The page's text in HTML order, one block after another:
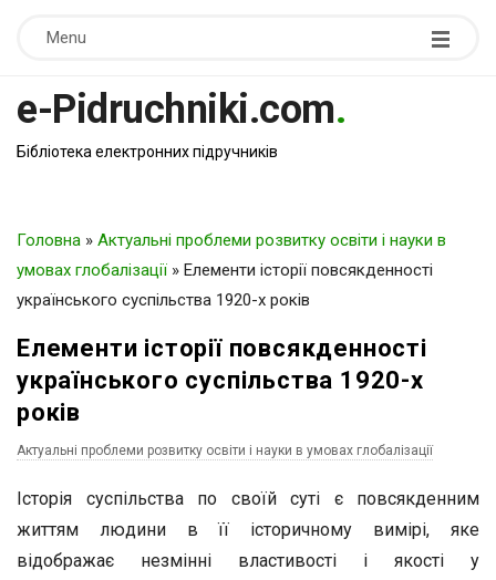
Menu
e-Pidruchniki.com.
Бібліотека електронних підручників
Головна » Актуальні проблеми розвитку освіти і науки в
умовах глобалізації » Елементи історії повсякденності
українського суспільства 1920-х років
Елементи історії повсякденності
українського суспільства 1920-х
років
Актуальні проблеми розвитку освіти і науки в умовах глобалізації
Історія суспільства по своїй суті є повсякденним
життям людини в її історичному вимірі, яке
відображає незмінні властивості і якості у